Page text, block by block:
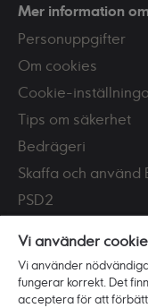
Mer information
Personuppgifter
Om cookies
Cookie-
Tips om säkerhet
Bedrägeri
Skaffa och använd
PSD2
Vi är Ikano Bank
Om banken
Vi använder
Vi använder
fungerar korrekt. Det
acceptera för att